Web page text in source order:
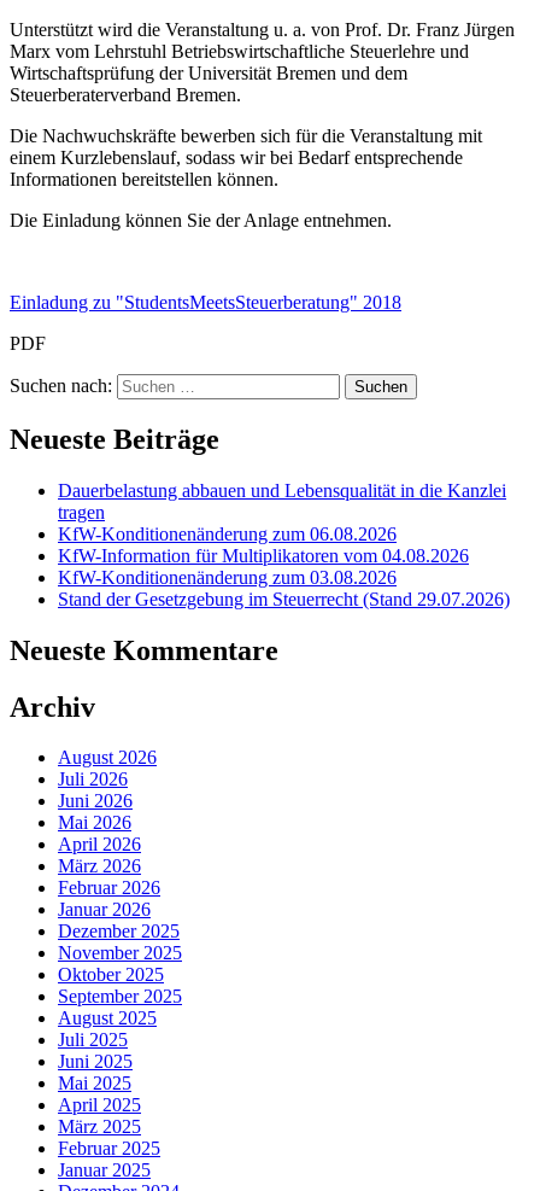
Unterstützt wird die Veranstaltung u. a. von Prof. Dr. Franz Jürgen
Marx vom Lehrstuhl Betriebswirtschaftliche Steuerlehre und
Wirtschaftsprüfung der Universität Bremen und dem
Steuerberaterverband Bremen.
Die Nachwuchskräfte bewerben sich für die Veranstaltung mit
einem Kurzlebenslauf, sodass wir bei Bedarf entsprechende
Informationen bereitstellen können.
Die Einladung können Sie der Anlage entnehmen.
Einladung zu "StudentsMeetsSteuerberatung" 2018
PDF
Suchen nach:
Neueste Beiträge
Dauerbelastung abbauen und Lebensqualität in die Kanzlei
tragen
KfW-Konditionenänderung zum 06.08.2026
KfW-Information für Multiplikatoren vom 04.08.2026
KfW-Konditionenänderung zum 03.08.2026
Stand der Gesetzgebung im Steuerrecht (Stand 29.07.2026)
Neueste Kommentare
Archiv
August 2026
Juli 2026
Juni 2026
Mai 2026
April 2026
März 2026
Februar 2026
Januar 2026
Dezember 2025
November 2025
Oktober 2025
September 2025
August 2025
Juli 2025
Juni 2025
Mai 2025
April 2025
März 2025
Februar 2025
Januar 2025